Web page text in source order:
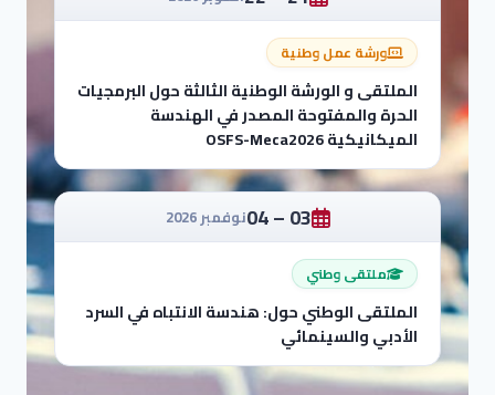
ورشة عمل وطنية
الملتقى و الورشة الوطنية الثالثة حول البرمجيات
الحرة والمفتوحة المصدر في الهندسة
الميكانيكية OSFS-Meca2026
03 – 04 نوفمبر 2026
ملتقى وطني
الملتقى الوطني حول: هندسة الانتباه في السرد
الأدبي والسينمائي